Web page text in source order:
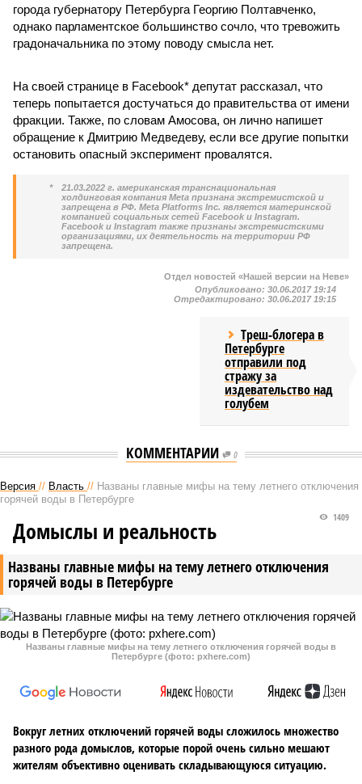
города губернатору Петербурга Георгию Полтавченко,
однако парламентское большинство сочло, что тревожить
градоначальника по этому поводу смысла нет.
На своей странице в Facebook* депутат рассказал, что
теперь попытается достучаться до правительства от имени
фракции. Также, по словам Амосова, он лично напишет
обращение к Дмитрию Медведеву, если все другие попытки
остановить опасный эксперимент провалятся.
*
21.03.2022 г. американская транснациональная
холдинговая компания Meta признана экстремистской и
запрещена в РФ. Meta Platforms Inc. является материнской
компанией социальных сетей Facebook и Instagram.
Facebook и Instagram также признаны экстремистскими
организациями, их деятельность на территории РФ
запрещена.
Отдел новостей «Нашей версии на Неве»
Опубликовано: 30.06.2017 19:14
Отредактировано: 30.06.2017 19:15
Треш-блогера в
Петербурге
отправили под
стражу за
издевательство над
голубем
КОММЕНТАРИИ 0
Версия // Власть // Названы главные мифы на тему летнего отключения
горячей воды в Петербурге
Названы главные мифы на тему летнего отключения
горячей воды в Петербурге
1409
Домыслы и реальность
Названы главные мифы на тему летнего отключения горячей воды в
Петербурге (фото: pxhere.com)
Вокруг летних отключений горячей воды сложилось множество
разного рода домыслов, которые порой очень сильно мешают
жителям объективно оценивать складывающуюся ситуацию.